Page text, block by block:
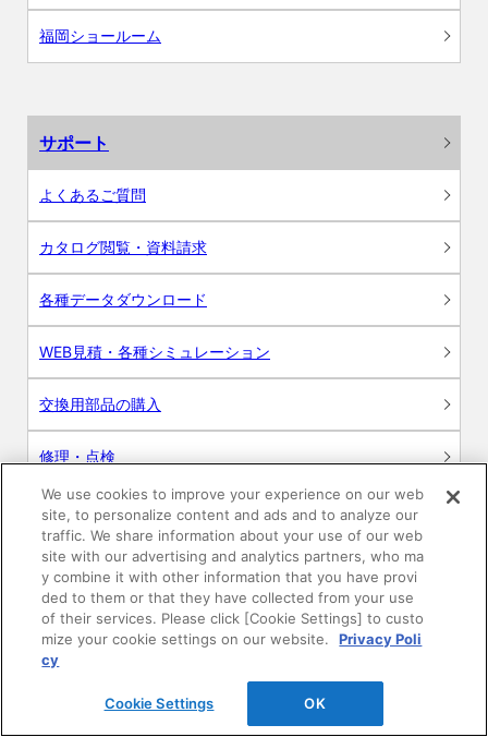
福岡ショールーム
サポート
よくあるご質問
カタログ閲覧・資料請求
各種データダウンロード
WEB見積・各種シミュレーション
交換用部品の購入
修理・点検
お問い合わせ
ログイン
建築・設計関係者様向けサイト
ユーザー登録サービス
WEB見積システム
We use cookies to improve your experience on our web
site, to personalize content and ads and to analyze our
traffic. We share information about your use of our web
site with our advertising and analytics partners, who ma
y combine it with other information that you have provi
ded to them or that they have collected from your use
of their services. Please click [Cookie Settings] to custo
mize your cookie settings on our website.
Privacy Poli
cy
Cookie Settings OK